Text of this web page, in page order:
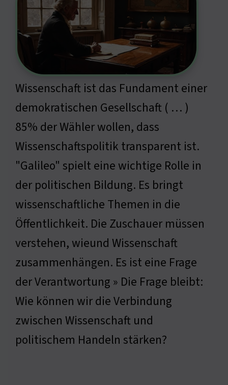
Wissenschaft ist das Fundament einer
demokratischen Gesellschaft ( … )
85% der Wähler wollen, dass
Wissenschaftspolitik transparent ist.
"Galileo" spielt eine wichtige Rolle in
der politischen Bildung. Es bringt
wissenschaftliche Themen in die
Öffentlichkeit. Die Zuschauer müssen
verstehen, wieund Wissenschaft
zusammenhängen. Es ist eine Frage
der Verantwortung » Die Frage bleibt:
Wie können wir die Verbindung
zwischen Wissenschaft und
politischem Handeln stärken?